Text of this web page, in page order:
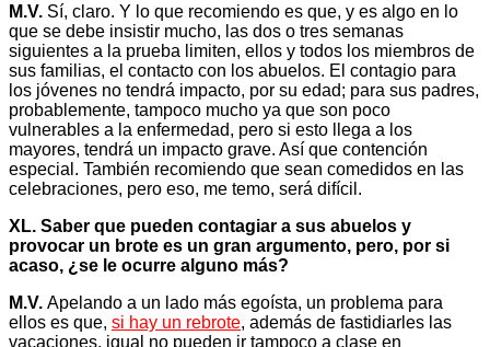
M.V. Sí, claro. Y lo que recomiendo es que, y es algo en lo
que se debe insistir mucho, las dos o tres semanas
siguientes a la prueba limiten, ellos y todos los miembros de
sus familias, el contacto con los abuelos. El contagio para
los jóvenes no tendrá impacto, por su edad; para sus padres,
probablemente, tampoco mucho ya que son poco
vulnerables a la enfermedad, pero si esto llega a los
mayores, tendrá un impacto grave. Así que contención
especial. También recomiendo que sean comedidos en las
celebraciones, pero eso, me temo, será difícil.
XL. Saber que pueden contagiar a sus abuelos y
provocar un brote es un gran argumento, pero, por si
acaso, ¿se le ocurre alguno más?
M.V. Apelando a un lado más egoísta, un problema para
ellos es que, si hay un rebrote, además de fastidiarles las
vacaciones, igual no pueden ir tampoco a clase en